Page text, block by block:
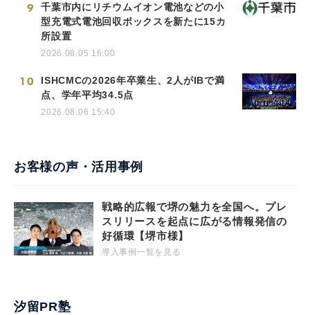
9
千葉市内にリチウムイオン電池などの小
型充電式電池回収ボックスを新たに15カ
所設置
2026.08.05 16:00
10
ISHCMCの2026年卒業生、2人がIBで満
点、学年平均34.5点
2026.08.06 15:40
お客様の声・活用事例
戦略的広報で堺の魅力を全国へ。プレ
スリリースを起点に広がる情報発信の
好循環【堺市様】
導入事例一覧を見る
汐留PR塾